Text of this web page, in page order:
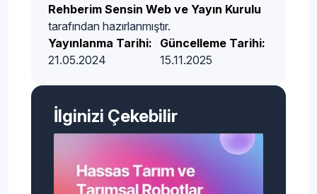
Rehberim Sensin Web ve Yayın Kurulu
tarafından hazırlanmıştır.
Yayınlanma Tarihi:
21.05.2024
Güncelleme Tarihi:
15.11.2025
İlginizi Çekebilir